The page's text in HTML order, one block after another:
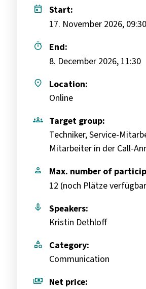
today
Start:
17. November 2026, 09:30
timer
End:
8. December 2026, 11:30
place
Location:
Online
groups Target group:
Techniker, Service-
Mitarbeiter in der Call-
person
Max. number of
12 (noch Plätze verfügbar
mic
Speakers:
Kristin Dethloff
category
Category:
Communication
payments Net price: